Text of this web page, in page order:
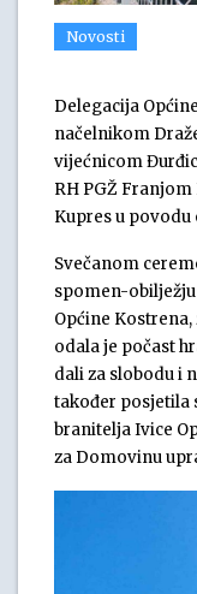
Novosti
Delegacija
načelnikom
vijećnicom
RH PGŽ
Kupres u
Svečanom
spomen-
Općine
odala je počast
dali za slobodu i
također posjetila
branitelja Ivice
za Domovinu